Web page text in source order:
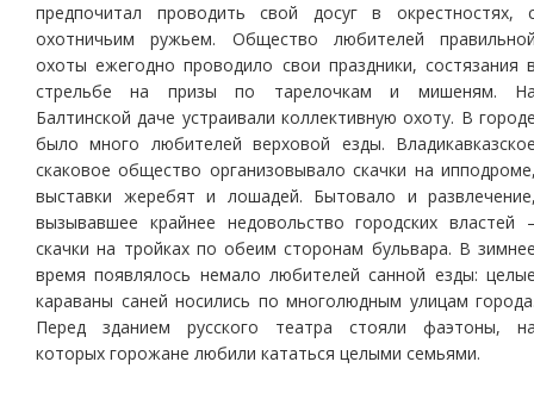
предпочитал проводить свой досуг в окрестностях,
охотничьим ружьем. Общество любителей
охоты ежегодно проводило свои праздники, состязания
стрельбе на призы по тарелочкам и мишеням.
Балтинской даче устраивали коллективную охоту. В
было много любителей верховой езды.
скаковое общество организовывало скачки на
выставки жеребят и лошадей. Бытовало и
вызывавшее крайнее недовольство городских властей
скачки на тройках по обеим сторонам бульвара. В
время появлялось немало любителей санной езды:
караваны саней носились по многолюдным улицам
Перед зданием русского театра стояли фаэтоны,
которых горожане любили кататься целыми семьями.